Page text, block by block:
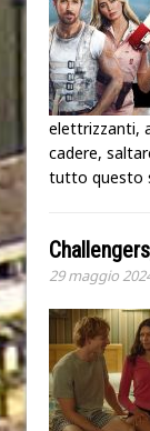
elettrizzanti,
cadere,
tutto questo
29 maggio